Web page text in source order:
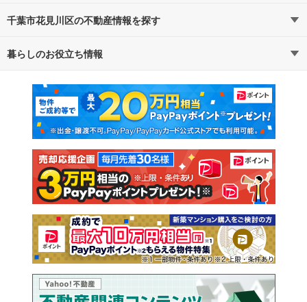
路線・駅から探す
通勤・通学時間から探す
千葉市花見川区の不動産情報を探す
不動産・住宅
新築マンション 中古マンション
新築一戸建て 中古一戸建て
注文住宅 土地
売却査定
暮らしのお役立ち情報
マンションカタログ 教えて！住まいの先生